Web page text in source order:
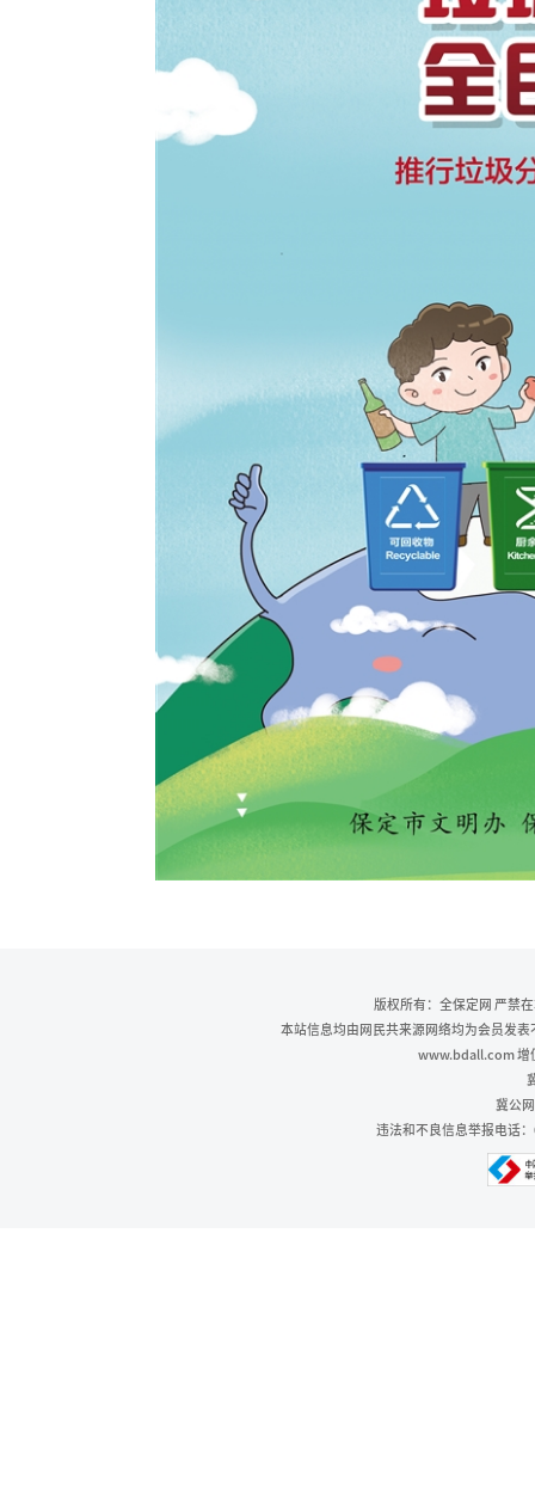
版权所有：全保定网 严禁
本站信息均由网民共来源网络均为会员发
www.bdall.com 增
冀公
违法和不良信息举报电话